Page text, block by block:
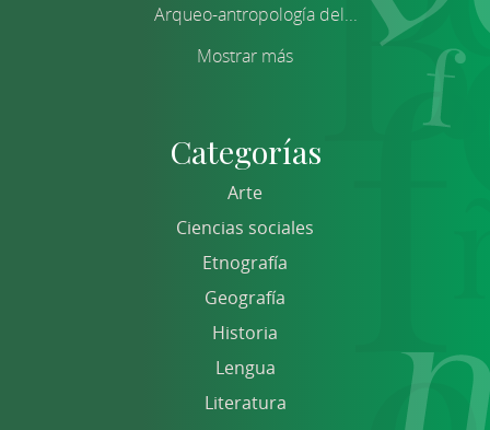
Arqueo-antropología del...
Mostrar más
Categorías
Arte
Ciencias sociales
Etnografía
Geografía
Historia
Lengua
Literatura